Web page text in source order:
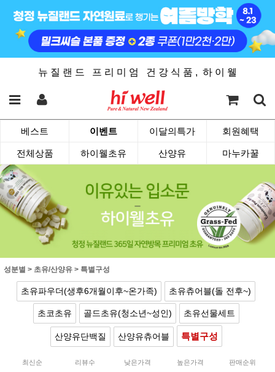
뉴 질 랜 드 프 리 미 엄 건 강 식 품 , 하 이 웰
베스트 이벤트 이달의특가 회원혜택
전체상품 하이웰초유 산양유 마누카꿀
성분별 > 초유/산양유 > 특별구성
초유파우더(생후6개월이후~온가족) 초유츄어블(돌 전후~)
초코초유 골드초유(청소년~성인) 초유선물세트
산양유단백질 산양유츄어블 특별구성
최신순 리뷰수 낮은가격 높은가격 판매순위